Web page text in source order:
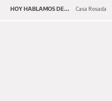
HOY HABLAMOS DE... Casa Rosada